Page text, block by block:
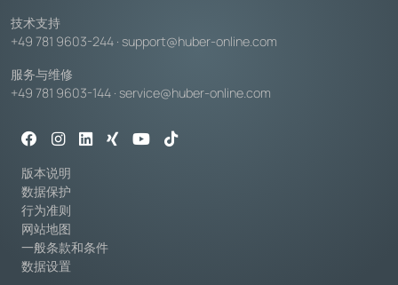
技术支持
+49 781 9603-244 · support@huber-online.com
服务与维修
+49 781 9603-144 · service@huber-online.com
版本说明
数据保护
行为准则
网站地图
一般条款和条件
数据设置